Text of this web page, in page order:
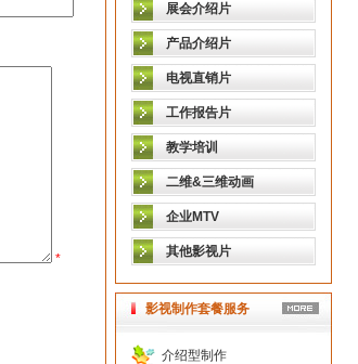
*
展会介绍片
产品介绍片
电视直销片
工作报告片
教学培训
二维&三维动画
企业MTV
其他影视片
影视制作套餐服务
介绍型制作